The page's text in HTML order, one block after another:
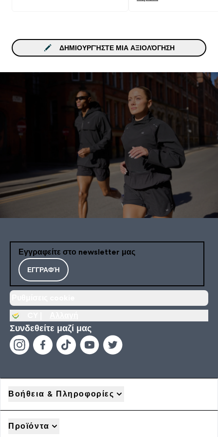
ΔΗΜΙΟΥΡΓΉΣΤΕ ΜΙΑ ΑΞΙΟΛΌΓΗΣΗ
Εγγραφείτε στο newsletter μας
ΕΓΓΡΑΦΉ
Συνδεθείτε μαζί μας
Βοήθεια & Πληροφορίες
Προϊόντα